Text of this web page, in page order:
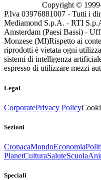
Copyright ©
P.Iva 03976881007 - Tutti i
Mediamond S.p.A. - RTI
Amsterdam (Paesi Bassi) -
Monzese (MI)Rispetto ai
riprodotti è vietata ogni
sistemi di intelligenza
espresso di utilizzare mezzi
Legal
CorporatePrivacy Policy
Sezioni
CronacaMondoEconomia
PlanetCulturaSaluteScuola
Speciali